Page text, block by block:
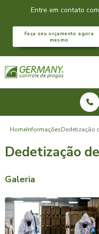
Entre em contato
Faça seu orçamento agora
mesmo
HomeInformaçõesDedetização
Dedetização
Galeria